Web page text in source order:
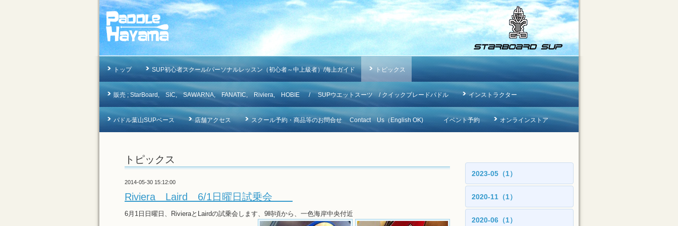
トップ SUP初心者スクール/パーソナルレッスン（初心者～中上級者）/海上ガイド トピックス
販売 ; StarBoard, SIC, SAWARNA, FANATIC, Riviera, HOBIE / SUPウエットスーツ / クイックブレードパドル インストラクター
パドル葉山SUPベース 店舗アクセス スクール予約・商品等のお問合せ Contact Us（English OK) イベント予約 オンラインストア
トピックス
2014-05-30 15:12:00
Riviera Laird 6/1日曜日試乗会
6月1日日曜日、RivieraとLairdの試乗会します、9時頃から、一色海岸中央付近
2023-05（1）
2020-11（1）
2020-06（1）